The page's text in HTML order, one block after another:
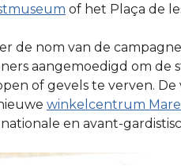
of het Plaça de
de nom van de campagne
aangemoedigd om de
of gevels te verven.
winkelcentrum
en avant-